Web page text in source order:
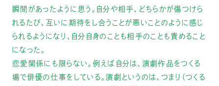
瞬間があったように思う。自分や相手、どちらかが傷つけら
れるたび、互いに期待をし合うことが悪いことのように感じ
られるようになり、自分自身のことも相手のことも責めること
になった。
恋愛関係にも限らない。例えば自分は、演劇作品をつくる
場で俳優の仕事をしている。演劇というのは、つまり（つくる